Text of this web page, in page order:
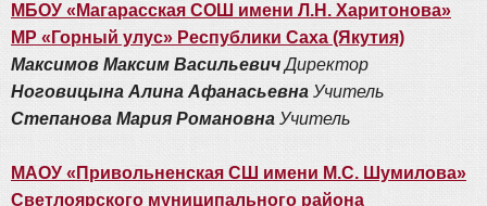
МБОУ «Магарасская СОШ имени Л.Н. Харитонова»
МР «Горный улус» Республики Саха (Якутия)
Максимов Максим ВасильевичДиректор
Ноговицына Алина Афанасьевна Учитель
Степанова Мария Романовна Учитель
МАОУ «Привольненская СШ имени М.С. Шумилова»
Светлоярского муниципального района